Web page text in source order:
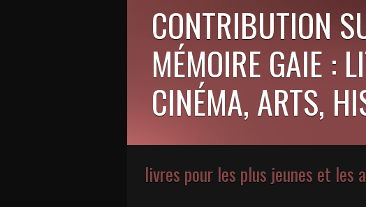
CONTRIBUTION
MÉMOIRE GAIE :
CINÉMA, ARTS,
livres pour les plus jeunes et les